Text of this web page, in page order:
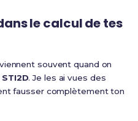
le calcul de tes
souvent quand on
. Je les ai vues des
fausser complètement ton